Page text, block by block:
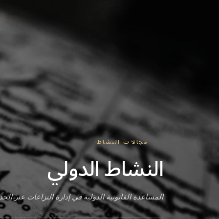
مجالات النشاط
النشاط الدولي
المساعدة القانونية الدولية في إدارة النزاعات عبر